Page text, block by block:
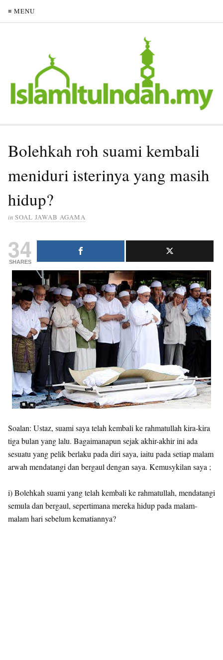
≡ MENU
Bolehkah roh suami kembali
meniduri isterinya yang masih
hidup?
in SOAL JAWAB AGAMA
34
SHARES
Soalan: Ustaz, suami saya telah kembali ke rahmatullah kira-kira
tiga bulan yang lalu. Bagaimanapun sejak akhir-akhir ini ada
sesuatu yang pelik berlaku pada diri saya, iaitu pada setiap malam
arwah mendatangi dan bergaul dengan saya. Kemusykilan saya ;
i) Bolehkah suami yang telah kembali ke rahmatullah, mendatangi
semula dan bergaul, sepertimana mereka hidup pada malam-
malam hari sebelum kematiannya?